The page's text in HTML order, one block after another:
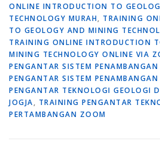
ONLINE INTRODUCTION TO
TECHNOLOGY MURAH, TRAINING
TO GEOLOGY AND MINING
TRAINING ONLINE INTRODUCTION
MINING TECHNOLOGY ONLINE VIA
PENGANTAR SISTEM PENAMBANGAN
PENGANTAR SISTEM PENAMBANGAN
PENGANTAR TEKNOLOGI GEOLOGI
JOGJA, TRAINING PENGANTAR
PERTAMBANGAN ZOOM